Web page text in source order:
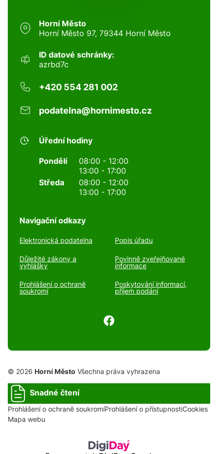
Horní Město
Horní Město 97, 79344 Horní Město
ID datové schránky:
azrbd7c
+420 554 281 002
podatelna@hornimesto.cz
Úřední hodiny
Pondělí
08:00 - 12:00
13:00 - 17:00
Středa
08:00 - 12:00
13:00 - 17:00
Navigační odkazy
Elektronická podatelna Popis úřadu
Důležité zákony a
vyhlášky
Povinně zveřejňované
informace
Prohlášení o ochraně
soukromí
Poskytování informací,
příjem podání
© 2026 Horní Město Všechna práva vyhrazena
Snadné čtení
Prohlášení o ochraně soukromíProhlášení o přístupnostiCookies
Mapa webu